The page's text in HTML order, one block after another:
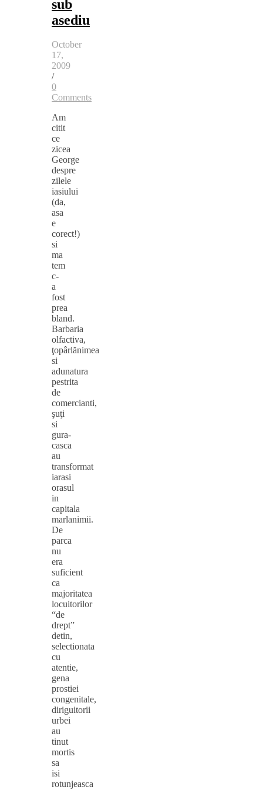
sub
asediu
October
17,
2009
/
0
Comments
Am
citit
ce
zicea
George
despre
zilele
iasiului
(da,
asa
e
corect!)
si
ma
tem
c-
a
fost
prea
bland.
Barbaria
olfactiva,
ţopârlănimea
si
adunatura
pestrita
de
comercianti,
şuţi
si
gura-
casca
au
transformat
iarasi
orasul
in
capitala
marlanimii.
De
parca
nu
era
suficient
ca
majoritatea
locuitorilor
“de
drept”
detin,
selectionata
cu
atentie,
gena
prostiei
congenitale,
diriguitorii
urbei
au
tinut
mortis
sa
isi
rotunjeasca